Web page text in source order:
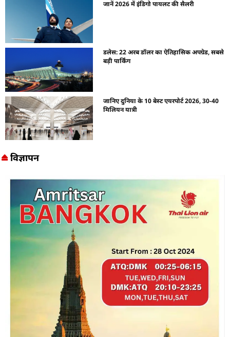
जानें 2026 में इंडिगो पायलट की सैलरी
डलेस: 22 अरब डॉलर का ऐतिहासिक अपग्रेड, सबसे
बड़ी पार्किंग
जानिए दुनिया के 10 बेस्ट एयरपोर्ट 2026, 30-40
मिलियन यात्री
विज्ञापन